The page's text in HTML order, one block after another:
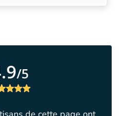
de
et
/5